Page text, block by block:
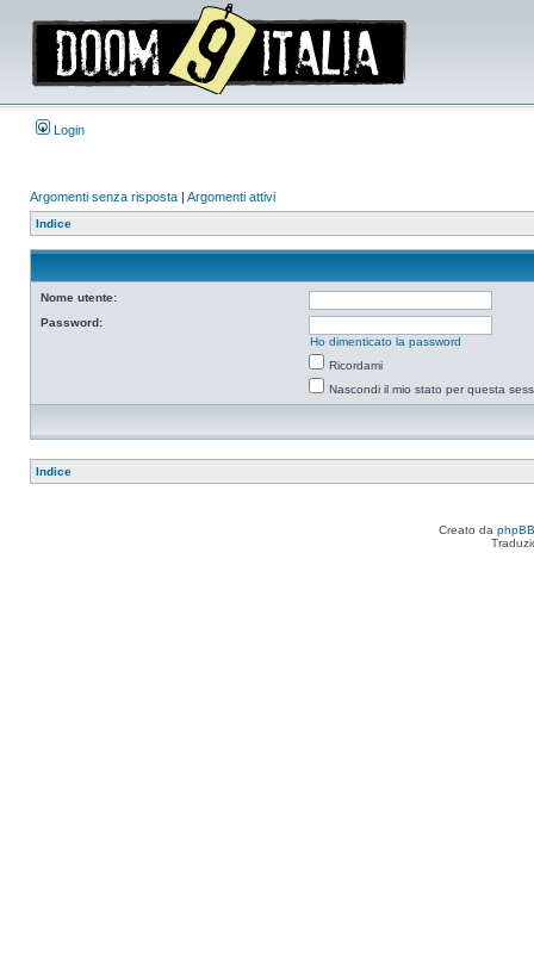
Login
Argomenti senza risposta | Argomenti attivi
Indice
Nome utente:
Password:
Ho dimenticato la password
Ricordami
Nascondi il mio stato per questa
Indice
Creato da phpBB